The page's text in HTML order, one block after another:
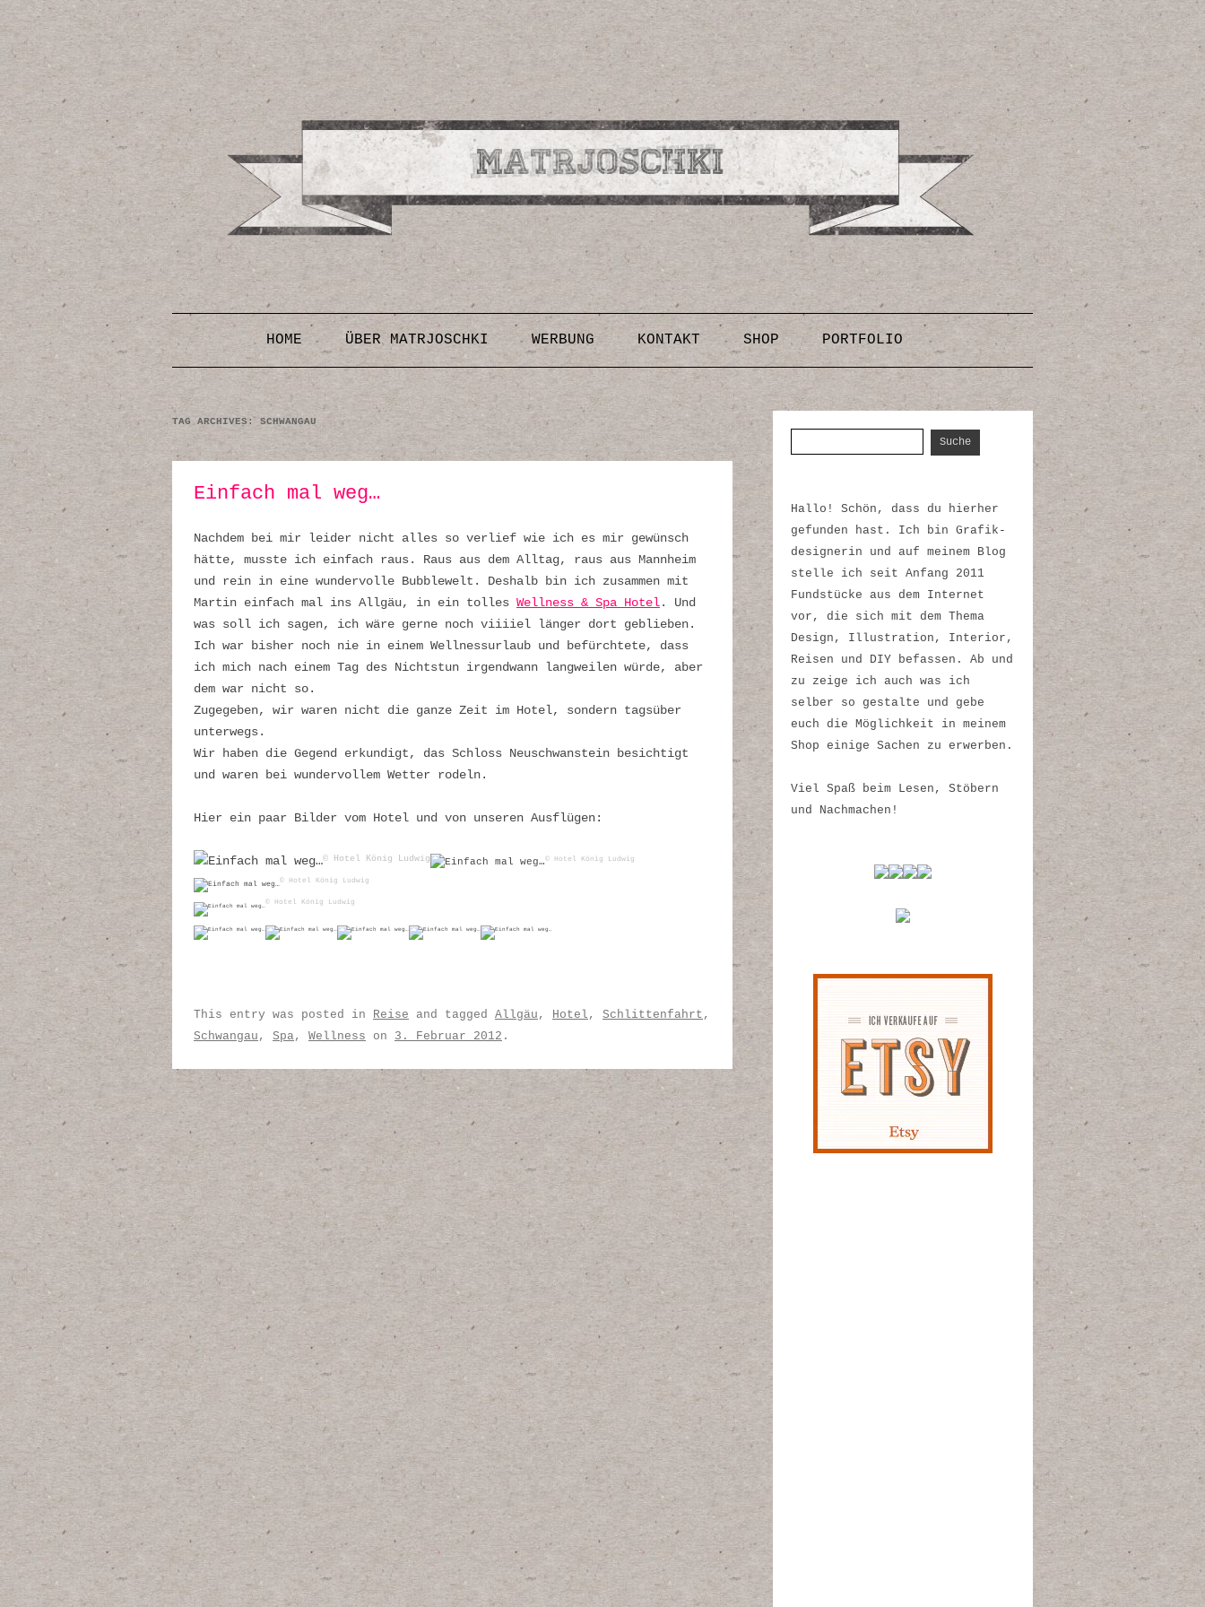
Design, Illustrationen, Kunst, Fotografien, Rezepte,
Inspirationen, DIY-Anleitungen & Vorlagen
Skip to content
HOME ÜBER MATRJOSCHKI WERBUNG KONTAKT SHOP PORTFOLIO
TAG ARCHIVES: SCHWANGAU
Einfach mal weg…
Nachdem bei mir leider nicht alles so verlief wie ich es mir gewünsch
hätte, musste ich einfach raus. Raus aus dem Alltag, raus aus Mannheim
und rein in eine wundervolle Bubblewelt. Deshalb bin ich zusammen mit
Martin einfach mal ins Allgäu, in ein tolles Wellness & Spa Hotel. Und
was soll ich sagen, ich wäre gerne noch viiiiel länger dort geblieben.
Ich war bisher noch nie in einem Wellnessurlaub und befürchtete, dass
ich mich nach einem Tag des Nichtstun irgendwann langweilen würde, aber
dem war nicht so.
Zugegeben, wir waren nicht die ganze Zeit im Hotel, sondern tagsüber
unterwegs.
Wir haben die Gegend erkundigt, das Schloss Neuschwanstein besichtigt
und waren bei wundervollem Wetter rodeln.
Hier ein paar Bilder vom Hotel und von unseren Ausflügen:
© Hotel König Ludwig © Hotel König Ludwig
© Hotel König Ludwig
© Hotel König Ludwig
This entry was posted in Reise and tagged Allgäu , Hotel , Schlittenfahrt ,
Schwangau , Spa, Wellness on 3. Februar 2012 .
Hallo! Schön, dass du hierher
gefunden hast. Ich bin Grafik-
designerin und auf meinem Blog
stelle ich seit Anfang 2011
Fundstücke aus dem Internet
vor, die sich mit dem Thema
Design, Illustration, Interior,
Reisen und DIY befassen. Ab und
zu zeige ich auch was ich
selber so gestalte und gebe
euch die Möglichkeit in meinem
Shop einige Sachen zu erwerben.
Viel Spaß beim Lesen, Stöbern
und Nachmachen!